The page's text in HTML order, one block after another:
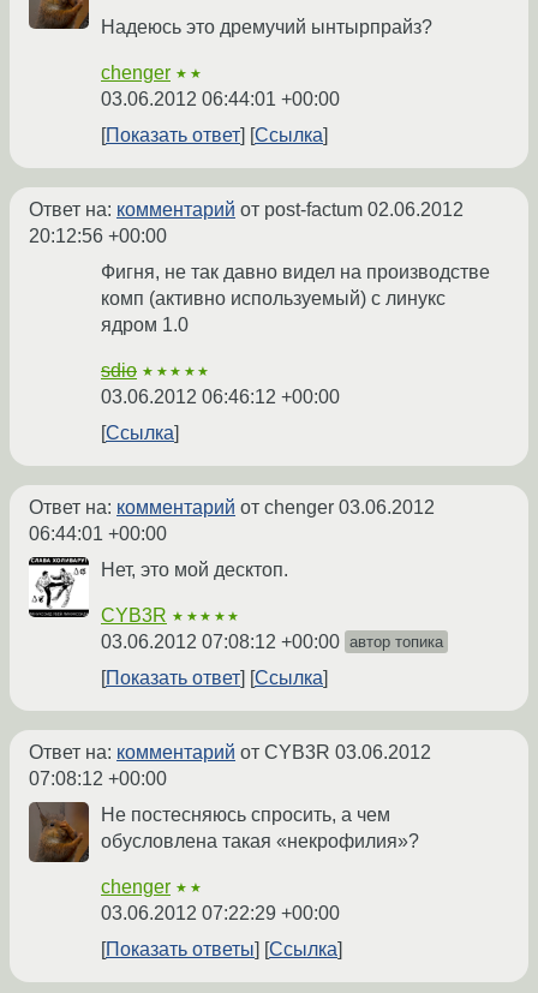
Надеюсь это дремучий ынтырпрайз?
chenger ★★
03.06.2012 06:44:01 +00:00
Показать ответ
Ссылка
Ответ на: комментарий от post-factum 02.06.2012
20:12:56 +00:00
Фигня, не так давно видел на производстве
комп (активно используемый) с линукс
ядром 1.0
sdio ★★★★★
03.06.2012 06:46:12 +00:00
Ссылка
Ответ на: комментарий от chenger 03.06.2012
06:44:01 +00:00
Нет, это мой десктоп.
CYB3R ★★★★★
03.06.2012 07:08:12 +00:00 автор топика
Показать ответ Ссылка
Ответ на: комментарий от CYB3R 03.06.2012
07:08:12 +00:00
Не постесняюсь спросить, а чем
обусловлена такая «некрофилия»?
chenger ★★
03.06.2012 07:22:29 +00:00
Показать ответы
Ссылка